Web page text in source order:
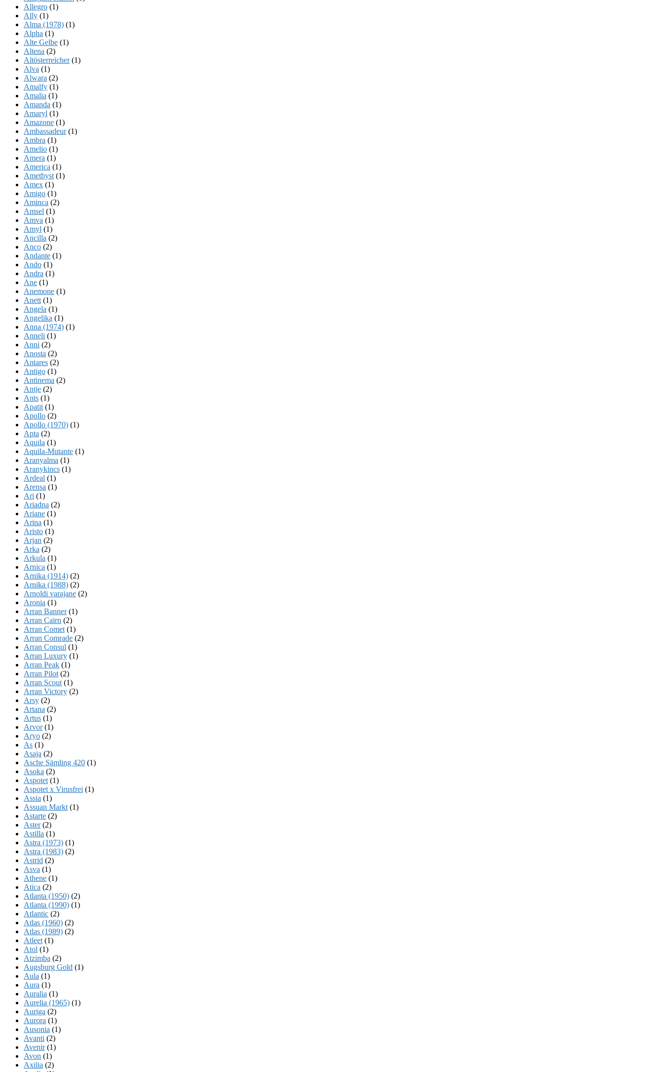
Allegro (1)
Ally (1)
Alma (1978) (1)
Alpha (1)
Alte Gelbe (1)
Altena (2)
Altösterreicher(1)
Alva (1)
Alwara (2)
Amalfy (1)
Amalia (1)
Amanda (1)
Amaryl (1)
Amazone (1)
Ambassadeur(1)
Ambra (1)
Amelio (1)
Amera (1)
America (1)
Amethyst (1)
Amex (1)
Amigo (1)
Aminca (2)
Amsel (1)
Amva (1)
Amyl (1)
Ancilla (2)
Anco (2)
Andante (1)
Ando (1)
Andra (1)
Ane (1)
Anemone (1)
Anett (1)
Angela (1)
Angelika (1)
Anna (1974) (1)
Anneli (1)
Anni (2)
Anosta (2)
Antares (2)
Antigo (1)
Antinema (2)
Antje (2)
Ants (1)
Apatit (1)
Apollo (2)
Apollo (1970) (1)
Apta (2)
Aquila (1)
Aquila-Mutante (1)
Aranyalma (1)
Aranykincs (1)
Ardeal (1)
Arensa (1)
Ari (1)
Ariadna (2)
Ariane (1)
Arina (1)
Aristo (1)
Arjan (2)
Arka (2)
Arkula (1)
Arnica (1)
Arnika (1914) (2)
Arnika (1988) (2)
Arnoldi varajane (2)
Aronia (1)
Arran Banner(1)
Arran Cairn (2)
Arran Comet (1)
Arran Comrade (2)
Arran Consul (1)
Arran Luxury (1)
Arran Peak (1)
Arran Pilot (2)
Arran Scout (1)
Arran Victory (2)
Arsy (2)
Artana (2)
Artus (1)
Arvor(1)
Aryo (2)
As (1)
Asaja (2)
Asche Sämling 420 (1)
Asoka (2)
Aspotet (1)
Aspotet x Virusfrei (1)
Assia (1)
Assuan Markt (1)
Astarte (2)
Aster(2)
Astilla (1)
Astra (1973) (1)
Astra (1983) (2)
Astrid (2)
Asva (1)
Athene (1)
Atica (2)
Atlanta (1950) (2)
Atlanta (1990) (1)
Atlantic (2)
Atlas (1960) (2)
Atlas (1989) (2)
Atleet (1)
Atol (1)
Atzimba (2)
Augsburg Gold (1)
Aula (1)
Aura (1)
Auralia (1)
Aurelia (1965) (1)
Auriga (2)
Aurora (1)
Ausonia (1)
Avanti (2)
Avenir(1)
Avon (1)
Axilia (2)